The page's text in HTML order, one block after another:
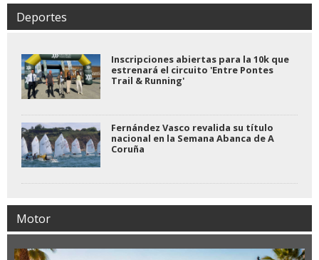
Deportes
Inscripciones abiertas para la 10k que
estrenará el circuito 'Entre Pontes
Trail & Running'
Fernández Vasco revalida su título
nacional en la Semana Abanca de A
Coruña
Motor